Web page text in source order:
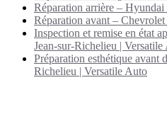
Réparation arrière –
Réparation avant –
Inspection et remise en état
Jean-sur-Richelieu | Versatile
Préparation esthétique avant
Richelieu | Versatile Auto